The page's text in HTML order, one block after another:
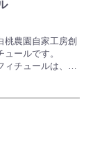
らせてもまた違
桃農園自家工房創
ールです。
ィチュールは、ト
ソースとして肉
しめる風味・香